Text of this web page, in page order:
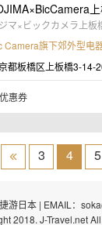
マ×ビックカメラ上板
Camera旗下郊外型电
都板橋区上板橋3-14-
惠券
3 4 5
游日本 | EMAIL：
2018. J-Travel.net